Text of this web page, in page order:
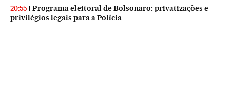
20:55
Programa eleitoral de Bolsonaro: privatizações e
privilégios legais para a Polícia